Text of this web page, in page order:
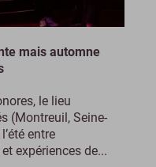
mais automne
le lieu
(Montreuil, Seine-
entre
expériences de...